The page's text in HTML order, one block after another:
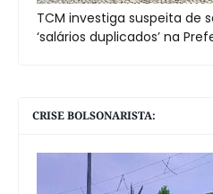
TCM investiga suspeita de
‘salários duplicados’ na
CRISE BOLSONARISTA: